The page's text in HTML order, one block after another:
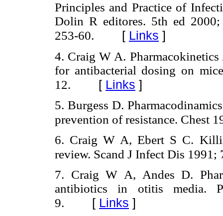
Principles and Practice of
Dolin R editores. 5th ed
253-60. [ Links ]
4. Craig W A. Pharmacokinetics
for antibacterial dosing on
12. [ Links ]
5. Burgess D.
prevention of resistance. Chest
6. Craig W A, Ebert S C.
review. Scand J Infect Dis 1991;
7. Craig W A, Andes D.
antibiotics in otitis media.
9. [ Links ]